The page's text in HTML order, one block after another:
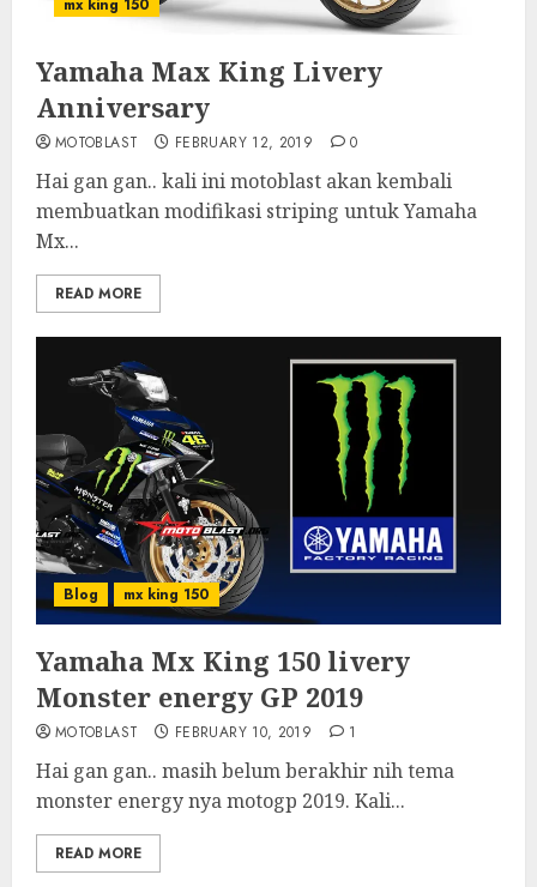
mx king 150
Yamaha Max King Livery
Anniversary
MOTOBLAST FEBRUARY 12, 2019 0
Hai gan gan.. kali ini motoblast akan kembali
membuatkan modifikasi striping untuk Yamaha
Mx...
READ MORE
Blog mx king 150
Yamaha Mx King 150 livery
Monster energy GP 2019
MOTOBLAST FEBRUARY 10, 2019 1
Hai gan gan.. masih belum berakhir nih tema
monster energy nya motogp 2019. Kali...
READ MORE